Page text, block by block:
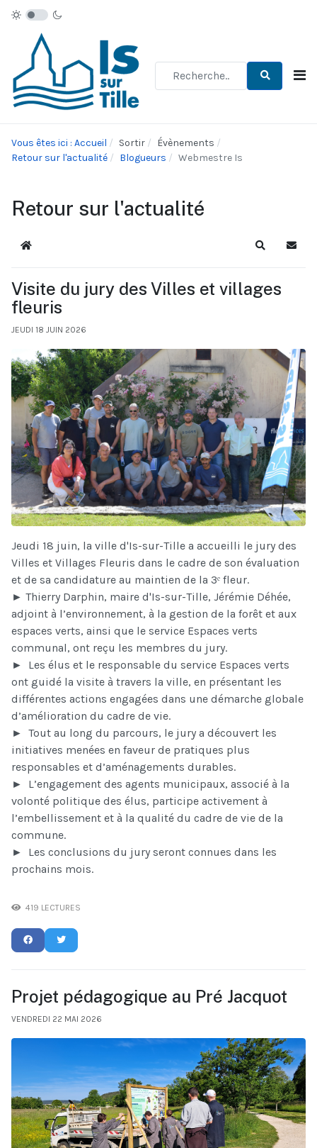
Vous êtes ici : Accueil Sortir
Évènements
Retour sur l'actualité
Blogueurs Webmestre Is
Retour sur l'actualité
Accueil Recherche
Visite du jury des Villes et villages
fleuris
JEUDI 18 JUIN 2026
Jeudi 18 juin, la ville d'Is-sur-Tille a accueilli le jury des
Villes et Villages Fleuris dans le cadre de son évaluation
et de sa candidature au maintien de la 3ᵉ fleur.
► Thierry Darphin, maire d'Is-sur-Tille, Jérémie Déhée,
adjoint à l’environnement, à la gestion de la forêt et aux
espaces verts, ainsi que le service Espaces verts
communal, ont reçu les membres du jury.
► Les élus et le responsable du service Espaces verts
ont guidé la visite à travers la ville, en présentant les
différentes actions engagées dans une démarche globale
d’amélioration du cadre de vie.
► Tout au long du parcours, le jury a découvert les
initiatives menées en faveur de pratiques plus
responsables et d’aménagements durables.
► L’engagement des agents municipaux, associé à la
volonté politique des élus, participe activement à
l’embellissement et à la qualité du cadre de vie de la
commune.
► Les conclusions du jury seront connues dans les
prochains mois.
419 LECTURES
Projet pédagogique au Pré Jacquot
VENDREDI 22 MAI 2026